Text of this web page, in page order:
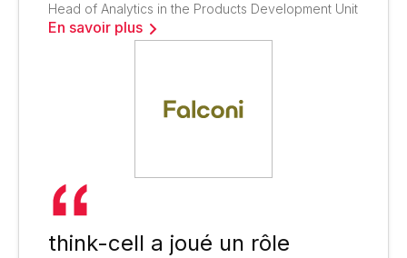
Head of Analytics in the Products Development Unit
En savoir plus
think-cell a joué un rôle